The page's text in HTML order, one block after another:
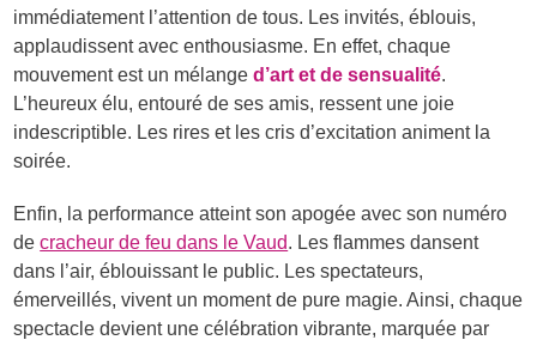
immédiatement l’attention de tous. Les invités, éblouis,
applaudissent avec enthousiasme. En effet, chaque
mouvement est un mélanged’art et de sensualité.
L’heureux élu, entouré de ses amis, ressent une joie
indescriptible. Les rires et les cris d’excitation animent la
soirée.
Enfin, la performance atteint son apogée avec son numéro
decracheur de feu dans le Vaud. Les flammes dansent
dans l’air, éblouissant le public. Les spectateurs,
émerveillés, vivent un moment de pure magie. Ainsi, chaque
spectacle devient une célébration vibrante, marquée par